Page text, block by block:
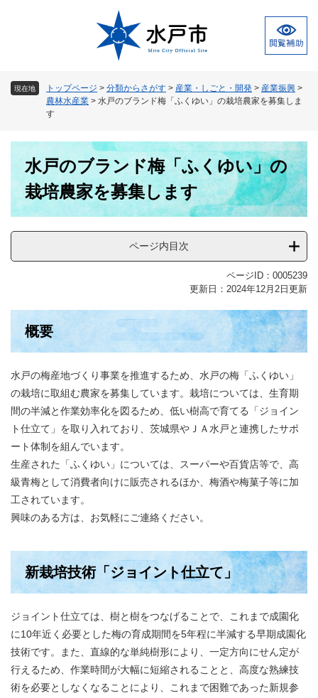
現在地 トップページ > 分類からさがす > 産業・しごと・開発 > 産業振興 >
農林水産業 > 水戸のブランド梅「ふくゆい」の栽培農家を募集しま
す
水戸のブランド梅「ふくゆい」の
栽培農家を募集します
ページ内目次
ページID：0005239
更新日：2024年12月2日更新
概要
水戸の梅産地づくり事業を推進するため、水戸の梅「ふくゆい」
の栽培に取組む農家を募集しています。栽培については、生育期
間の半減と作業効率化を図るため、低い樹高で育てる「ジョイン
ト仕立て」を取り入れており、茨城県やＪＡ水戸と連携したサポ
ート体制を組んでいます。
生産された「ふくゆい」については、スーパーや百貨店等で、高
級青梅として消費者向けに販売されるほか、梅酒や梅菓子等に加
工されています。
興味のある方は、お気軽にご連絡ください。​
新栽培技術「ジョイント仕立て」
ジョイント仕立ては、樹と樹をつなげることで、これまで成園化
に10年近く必要とした梅の育成期間を5年程に半減する早期成園化
技術です。また、直線的な単純樹形により、一定方向にせん定が
行えるため、作業時間が大幅に短縮されることと、高度な熟練技
術を必要としなくなることにより、これまで困難であった新規参